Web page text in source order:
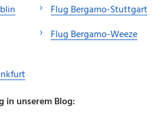
Flug Bergamo-Stuttgart
Flug Bergamo-Weeze
in unserem Blog: